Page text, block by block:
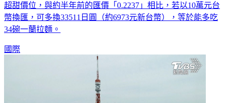
超甜價位，與約半年前的匯價「0.2237」相比，若以10萬元台
幣換匯，可多換33511日圓（約6973元新台幣），等於能多吃
34碗一蘭拉麵。
國際